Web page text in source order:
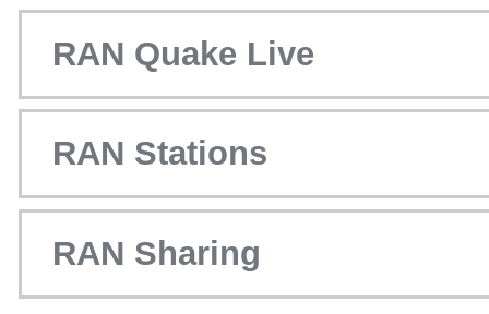
RAN Quake Live
RAN Stations
RAN Sharing